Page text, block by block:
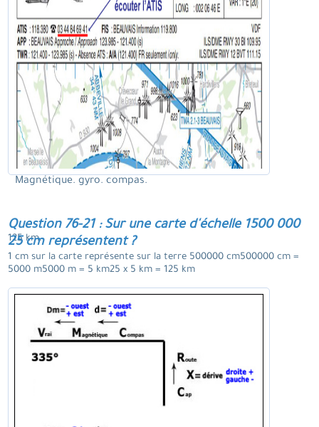
Magnétique. gyro. compas.
Question 76-21 : Sur une carte d'échelle 1500 000
25 cm représentent ?
125 km.
1 cm sur la carte représente sur la terre 500000 cm500000 cm =
5000 m5000 m = 5 km25 x 5 km = 125 km